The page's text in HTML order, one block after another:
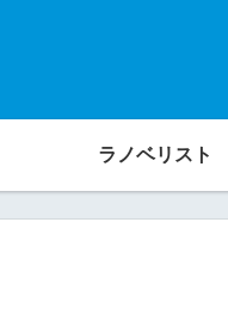
ラノベリスト